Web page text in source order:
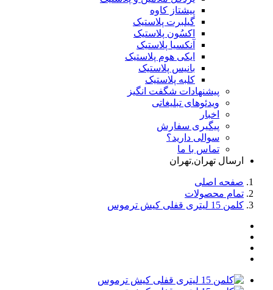
پیشتاز کاوه
گیلبرت پلاستیک
اکسُون پلاستیک
آنکسیا پلاستیک
ایکی هوم پلاستیک
بانیس پلاستیک
کلبه پلاستیک
پیشنهادات شگفت انگیز
ویدئوهای تبلیغاتی
اخبار
پیگیری سفارش
سوالی دارید؟
تماس با ما
ارسال تهران,تهران
صفحه اصلی
تمام محصولات
کلمن 15 لیتری قفلی کیش ترموس